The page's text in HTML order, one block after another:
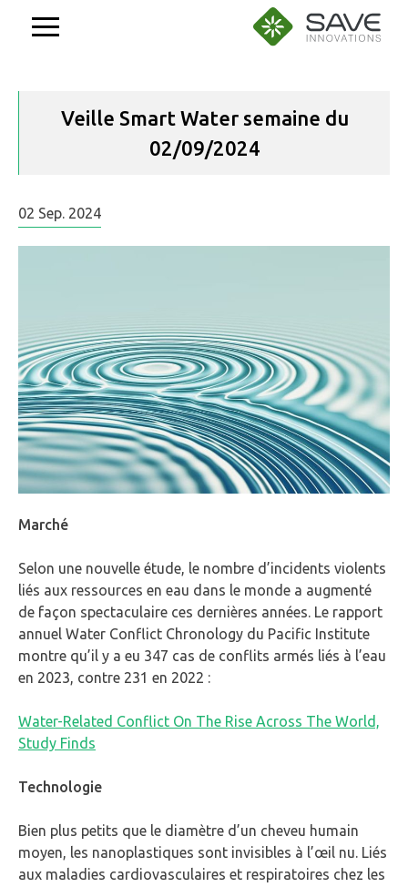
Veille Smart Water semaine du
02/09/2024
02 Sep. 2024
Marché
Selon une nouvelle étude, le nombre d’incidents violents
liés aux ressources en eau dans le monde a augmenté
de façon spectaculaire ces dernières années. Le rapport
annuel Water Conflict Chronology du Pacific Institute
montre qu’il y a eu 347 cas de conflits armés liés à l’eau
en 2023, contre 231 en 2022 :
Water-Related Conflict On The Rise Across The World,
Study Finds
Technologie
Bien plus petits que le diamètre d’un cheveu humain
moyen, les nanoplastiques sont invisibles à l’œil nu. Liés
aux maladies cardiovasculaires et respiratoires chez les